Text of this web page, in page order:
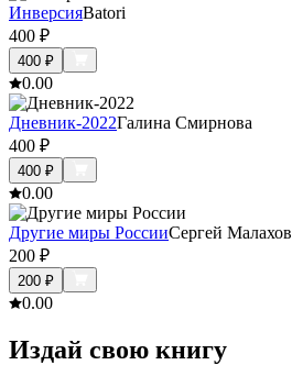
ИнверсияBatori
400 ₽
400 ₽
0.00
Дневник-2022Галина Смирнова
400 ₽
400 ₽
0.00
Другие миры РоссииСергей Малахов
200 ₽
200 ₽
0.00
Издай свою книгу